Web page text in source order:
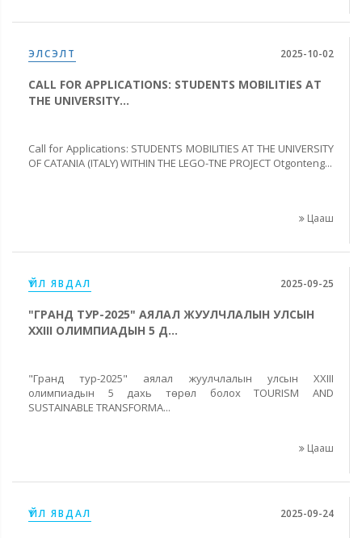
ЭЛСЭЛТ 2025-10-02
CALL FOR APPLICATIONS: STUDENTS MOBILITIES AT
THE UNIVERSITY...
Call for Applications: STUDENTS MOBILITIES AT THE UNIVERSITY
OF CATANIA (ITALY) WITHIN THE LEGO-TNE PROJECT Otgonteng...
Цааш
ҮЙЛ ЯВДАЛ 2025-09-25
"ГРАНД ТУР-2025" АЯЛАЛ ЖУУЛЧЛАЛЫН УЛСЫН
XXIII ОЛИМПИАДЫН 5 Д...
"Гранд тур-2025" аялал жуулчлалын улсын XXIII
олимпиадын 5 дахь төрөл болох TOURISM AND
SUSTAINABLE TRANSFORMA...
Цааш
ҮЙЛ ЯВДАЛ 2025-09-24